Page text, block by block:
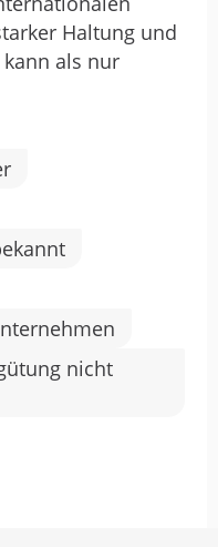
Haltung und
als nur
nicht